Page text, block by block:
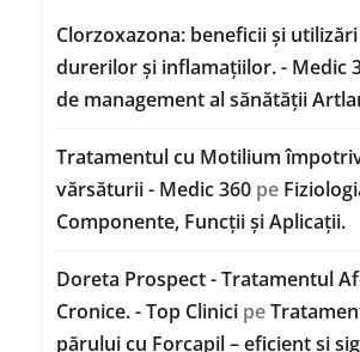
Clorzoxazona: beneficii și
durerilor și inflamațiilor. - Medic
de management al sănătății
Tratamentul cu Motilium
vărsăturii - Medic 360 pe
Componente, Funcții și Aplicații.
Doreta Prospect - Tratamentul
Cronice. - Top Clinici pe
părului cu Forcapil – eficient și